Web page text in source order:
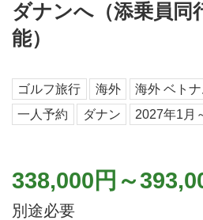
ダナンへ（添乗員同
能）
ゴルフ旅行 海外 海外 ベト
一人予約
ダナン 2027年1月
338,000円～
別途必要